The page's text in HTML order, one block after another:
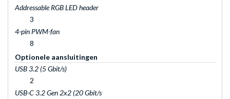
Addressable RGB LED header
3
4-pin PWM-fan
8
Optionele aansluitingen
USB 3.2 (5 Gbit/s)
2
USB-C 3.2 Gen 2x2 (20 Gbit/s